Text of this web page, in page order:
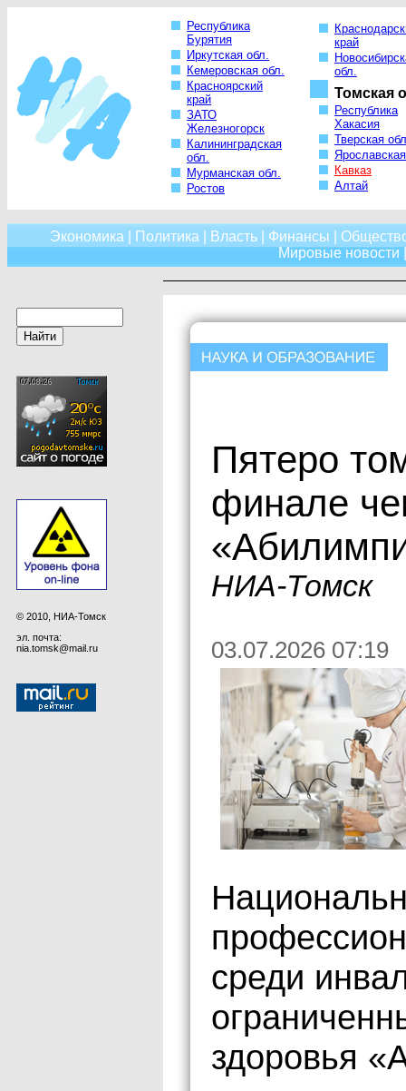
Республика
Бурятия
Иркутская обл.
Кемеровская обл.
Красноярский
край
ЗАТО
Железногорск
Калининградская
обл.
Мурманская обл.
Ростов
край
обл.
Томская
Республика
Хакасия
Тверская
Кавказ
Алтай
Экономика Политика Власть Финансы
Мировые новости
© 2010, НИА-Томск
эл. почта:
nia.tomsk@mail.ru
Пятеро
финале
НИА-Томск
03.07.2026 07:19
среди
здоровья